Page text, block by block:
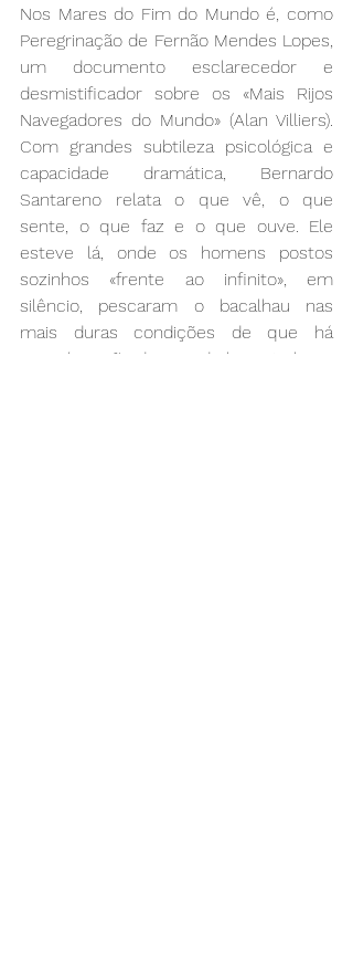
Nos Mares do Fim do Mundo é, como
Peregrinação de Fernão Mendes Lopes,
um documento esclarecedor e
desmistificador sobre os «Mais Rijos
Navegadores do Mundo» (Alan Villiers).
Com grandes subtileza psicológica e
capacidade dramática, Bernardo
Santareno relata o que vê, o que
sente, o que faz e o que ouve. Ele
esteve lá, onde os homens postos
sozinhos «frente ao infinito», em
silêncio, pescaram o bacalhau nas
mais duras condições de que há
memória. Não deixem de ler este livro.